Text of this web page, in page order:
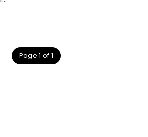
Page 1 of 1